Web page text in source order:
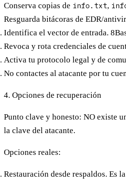
Conserva copias de info.txt,
Resguarda bitácoras de EDR/
Identifica el vector de entrada.
Revoca y rota credenciales de
Activa tu protocolo legal y de
No contactes al atacante por tu
4. Opciones de recuperación
Punto clave y honesto: NO existe
la clave del atacante.
Opciones reales:
Restauración desde respaldos. Es